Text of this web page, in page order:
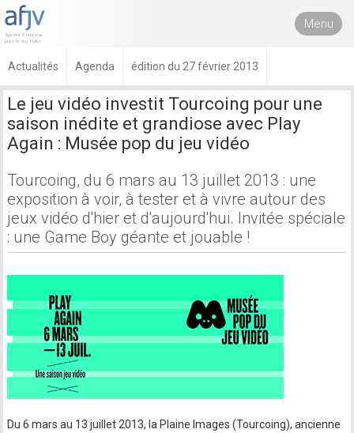
Menu
Actualités Agenda édition du 27 février 2013
Le jeu vidéo investit Tourcoing pour une
saison inédite et grandiose avec Play
Again : Musée pop du jeu vidéo
Tourcoing, du 6 mars au 13 juillet 2013 : une
exposition à voir, à tester et à vivre autour des
jeux vidéo d'hier et d'aujourd'hui. Invitée spéciale
: une Game Boy géante et jouable !
Du 6 mars au 13 juillet 2013, la Plaine Images (Tourcoing), ancienne